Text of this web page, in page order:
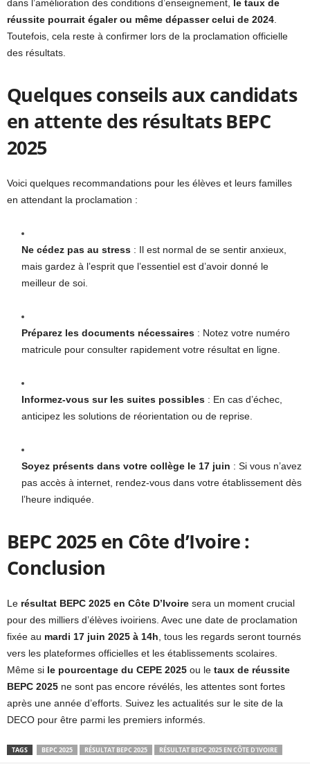
dans l’amélioration des conditions d’enseignement,
le taux de
réussite pourrait égaler ou même dépasser celui de 2024
Toutefois, cela reste à confirmer lors de la proclamation officielle
des résultats.
Quelques conseils aux candidats
en attente des résultats BEPC
2025
Voici quelques recommandations pour les élèves et leurs familles
en attendant la proclamation :
Ne cédez pas au stress : Il est normal de se sentir anxieux,
mais gardez à l’esprit que l’essentiel est d’avoir donné le
meilleur de soi.
Préparez les documents nécessaires : Notez votre numéro
matricule pour consulter rapidement votre résultat en ligne.
Informez-vous sur les suites possibles : En cas d’échec,
anticipez les solutions de réorientation ou de reprise.
Soyez présents dans votre collège le 17 juin : Si vous n’avez
pas accès à internet, rendez-vous dans votre établissement dès
l’heure indiquée.
BEPC 2025 en Côte d’Ivoire :
Conclusion
Le résultat BEPC 2025 en Côte D’Ivoire sera un moment crucial
pour des milliers d’élèves ivoiriens. Avec une date de proclamation
fixée au mardi 17 juin 2025 à 14h , tous les regards seront tournés
vers les plateformes officielles et les établissements scolaires.
Même si le pourcentage du CEPE 2025 ou le taux de réussite
BEPC 2025 ne sont pas encore révélés, les attentes sont fortes
après une année d’efforts. Suivez les actualités sur le site de la
DECO pour être parmi les premiers informés.
TAGS BEPC 2025 RÉSULTAT BEPC 2025 RÉSULTAT BEPC 2025 EN CÔTE D'IVOIRE